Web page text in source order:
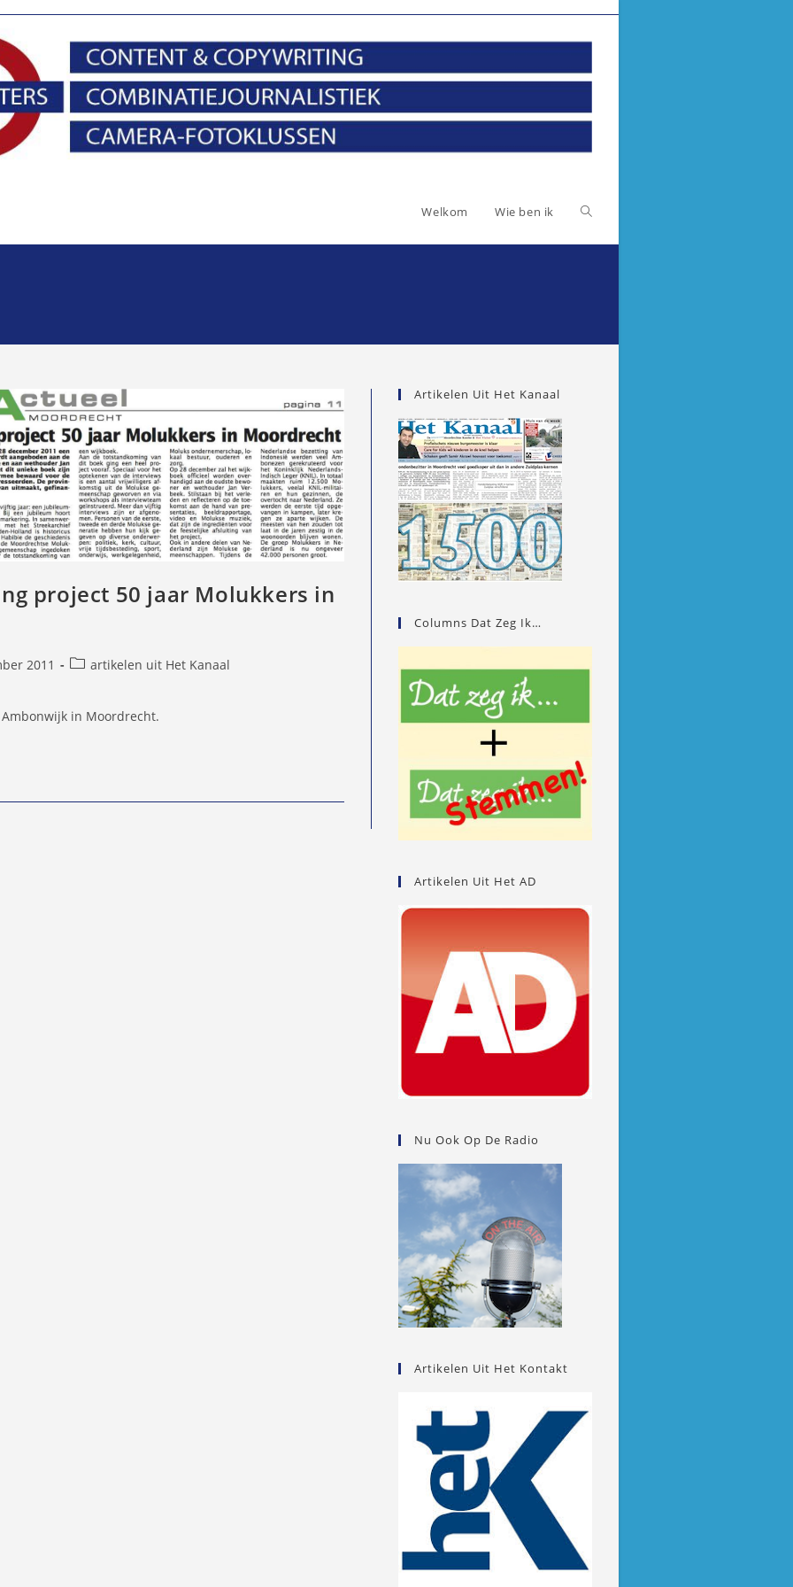
Welkom Wie ben ik Toggle
zoeken
project 50 jaar Molukkers in
2011 Berichtcategorie:
artikelen uit Het Kanaal
in Moordrecht.
Artikelen Uit Het Kanaal
Columns Dat Zeg Ik…
Artikelen Uit Het AD
Nu Ook Op De Radio
Artikelen Uit Het Kontakt